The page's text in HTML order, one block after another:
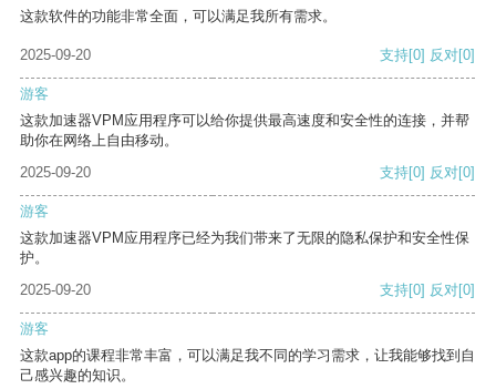
这款软件的功能非常全面，可以满足我所有需求。
2025-09-20 支持[0] 反对[0]
游客
这款加速器VPM应用程序可以给你提供最高速度和安全性的连接，并帮
助你在网络上自由移动。
2025-09-20
支持[0] 反对[0]
游客
这款加速器VPM应用程序已经为我们带来了无限的隐私保护和安全性保
护。
2025-09-20
支持[0] 反对[0]
游客
这款app的课程非常丰富，可以满足我不同的学习需求，让我能够找到自
己感兴趣的知识。